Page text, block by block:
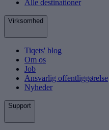
Alle destinationer
Virksomhed
Tiqets' blog
Om os
Job
Ansvarlig offentliggørelse
Nyheder
Support